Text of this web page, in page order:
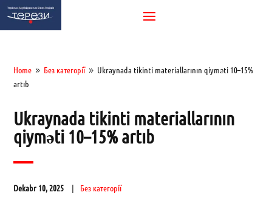
Home 9 Без категорії 9 Ukraynada tikinti materiallarının qiyməti 10–15%
artıb
Ukraynada tikinti materiallarının
qiyməti 10–15% artıb
Dekabr 10, 2025 Без категорії